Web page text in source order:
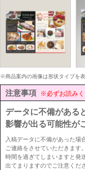
※商品案内の画像は形状タイプを表
注意事項 ※必ずお読みく
データに不備がある
影響が出る可能性が
入稿データに不備があった場
ご連絡をさせていただきます
時間を過ぎてしまいますと発
出てまりますのでご注意くだ